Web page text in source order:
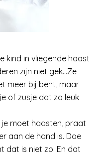
kind in vliegende haast
zijn niet gek…Ze
meer bij bent, maar
of zusje dat zo leuk
moet haasten, praat
aan de hand is. Doe
dat is niet zo. En dat